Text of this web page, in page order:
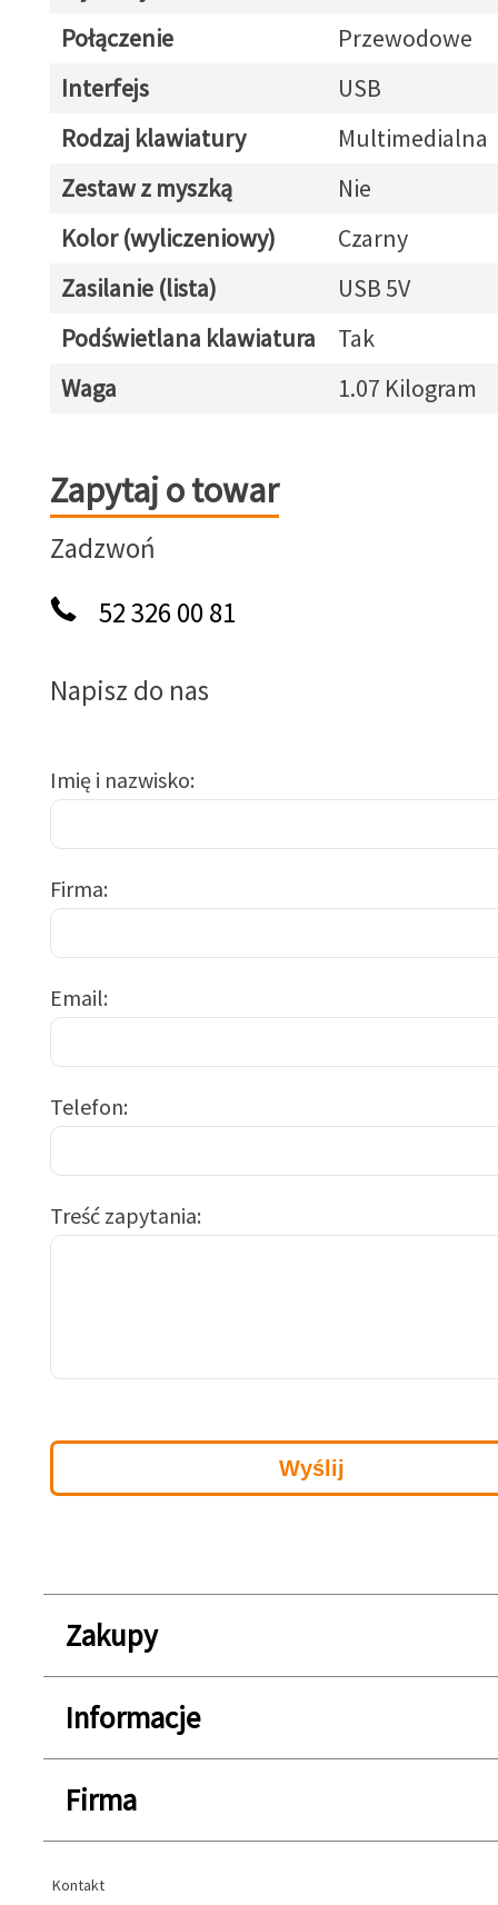
Połączenie
Przewodowe
Interfejs
USB
Rodzaj klawiatury
Multimedialna
Zestaw z myszką
Nie
Kolor (wyliczeniowy)
Czarny
Zasilanie (lista)
USB 5V
Podświetlana klawiatura
Tak
Waga
1.07 Kilogram
Zapytaj o towar
Zapytaj o towar
Zadzwoń
52 326 00 81
Napisz do nas
Imię i nazwisko
Firma
Email
Telefon
Treść zapytania
Zakupy
Informacje
Firma
Kontakt
Kontakt